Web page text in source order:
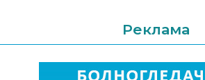
Реклама